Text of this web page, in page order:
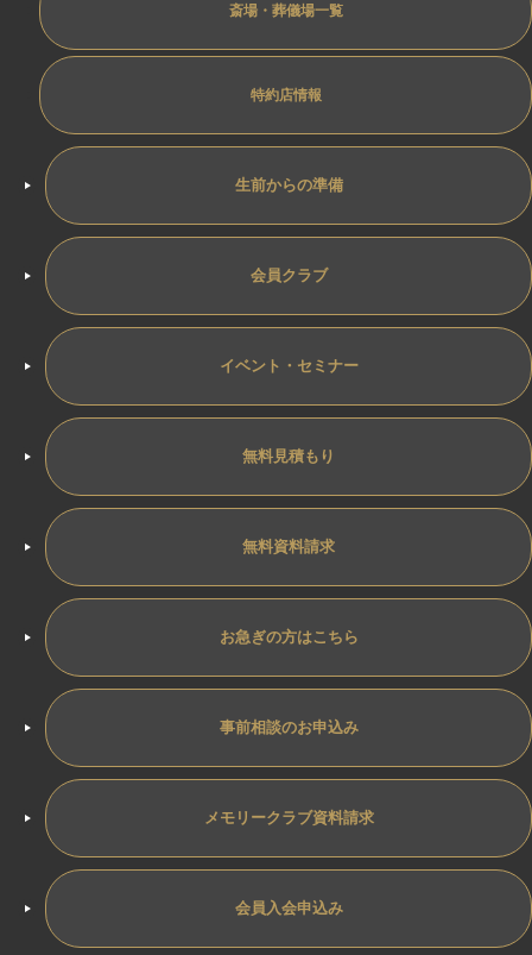
斎場・葬儀場一覧
特約店情報
生前からの準備
会員クラブ
イベント・セミナー
無料見積もり
無料資料請求
お急ぎの方はこちら
事前相談のお申込み
メモリークラブ資料請求
会員入会申込み